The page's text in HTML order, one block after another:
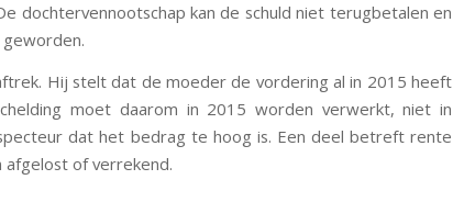
dochtervennootschap kan de schuld niet terugbetalen en
Hij stelt dat de moeder de vordering al in 2015 heeft
moet daarom in 2015 worden verwerkt, niet in
dat het bedrag te hoog is. Een deel betreft rente
of verrekend.